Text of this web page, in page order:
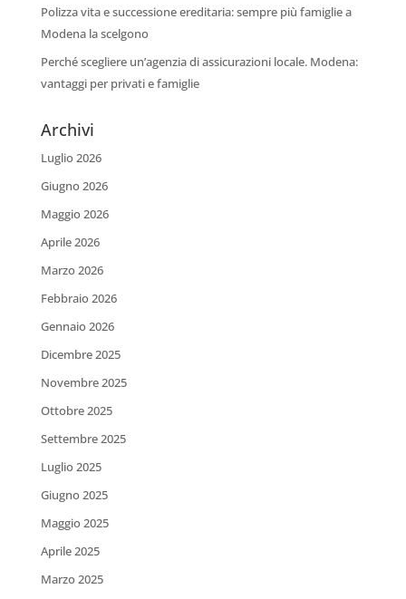
Polizza vita e successione ereditaria: sempre più famiglie a
Modena la scelgono
Perché scegliere un’agenzia di assicurazioni locale. Modena:
vantaggi per privati e famiglie
Archivi
Luglio 2026
Giugno 2026
Maggio 2026
Aprile 2026
Marzo 2026
Febbraio 2026
Gennaio 2026
Dicembre 2025
Novembre 2025
Ottobre 2025
Settembre 2025
Luglio 2025
Giugno 2025
Maggio 2025
Aprile 2025
Marzo 2025